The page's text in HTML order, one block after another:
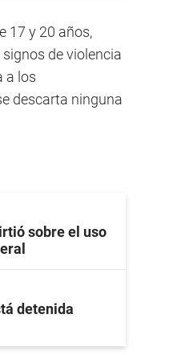
17 y 20 años,
de violencia
a los
descarta ninguna
sobre el uso
detenida